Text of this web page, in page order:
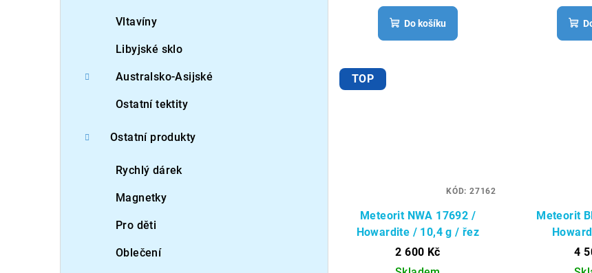
Vltavíny
Libyjské sklo
Australsko-Asijské
Ostatní tektity
Ostatní produkty
Rychlý dárek
Magnetky
Pro děti
Oblečení
Do košíku
TOP
Meteorit NWA 17692 /
Howardite / 10,4 g / řez
2 600 Kč
KÓD: 27162
Meteorit
4